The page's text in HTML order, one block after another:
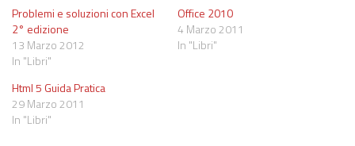
Problemi e soluzioni con Excel
2° edizione
13 Marzo 2012
In "Libri"
Office 2010
4 Marzo 2011
In "Libri"
Html 5 Guida Pratica
29 Marzo 2011
In "Libri"